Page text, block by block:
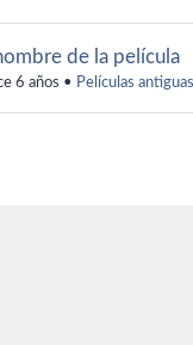
de la película
6 años • Películas antiguas